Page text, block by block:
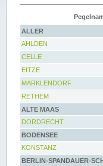
ALLER
AHLDEN
CELLE
EITZE
MARKLENDORF
RETHEM
ALTE MAAS
DORDRECHT
BODENSEE
KONSTANZ
BERLIN-SPANDAUER-